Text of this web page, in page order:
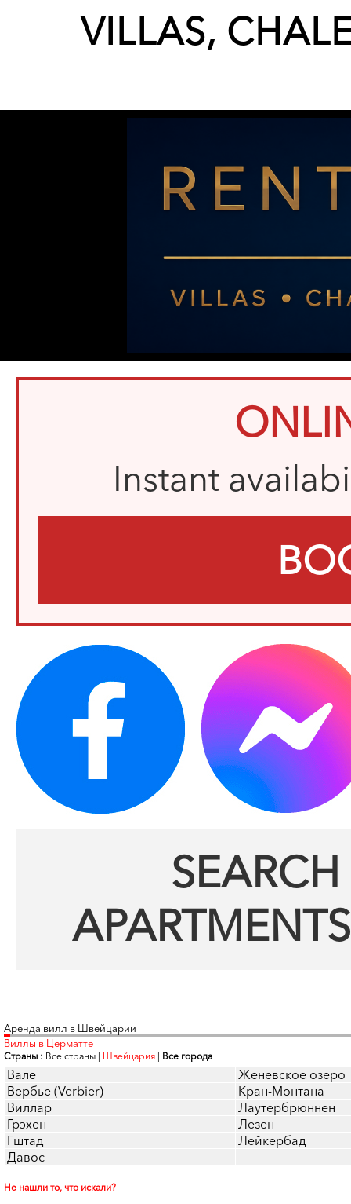
VILLAS,
Instant
Аренда вилл в Швейцарии
Виллы в Церматте
Страны : Все страны | Швейцария | Все города
Вале
Женевское озеро
Вербье (Verbier)
Кран-Монтана
Виллар
Лаутербрюннен
Грэхен
Лезен
Гштад
Лейкербад
Давос
Не нашли то, что искали?